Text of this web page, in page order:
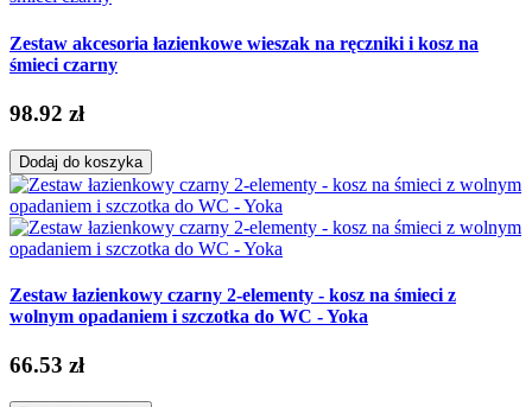
Zestaw akcesoria łazienkowe wieszak na ręczniki i kosz na
śmieci czarny
98.92 zł
Dodaj do koszyka
Zestaw łazienkowy czarny 2-elementy - kosz na śmieci z
wolnym opadaniem i szczotka do WC - Yoka
66.53 zł